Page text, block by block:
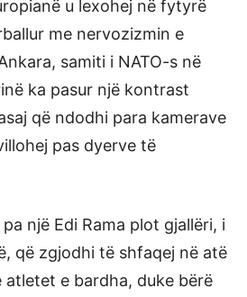
u lexohej në fytyrë
me nervozizmin e
samiti i NATO-s në
ka pasur një kontrast
që ndodhi para kamerave
pas dyerve të
një Edi Rama plot gjallëri, i
që zgjodhi të shfaqej në atë
e bardha, duke bërë